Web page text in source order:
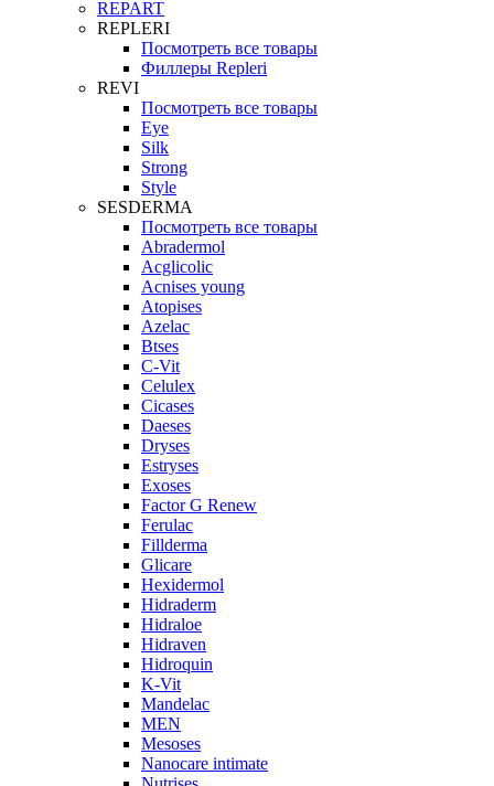
REPART
REPLERI
Посмотреть все товары
Филлеры Repleri
REVI
Посмотреть все товары
Eye
Silk
Strong
Style
SESDERMA
Посмотреть все товары
Abradermol
Acglicolic
Acnises young
Atopises
Azelac
Btses
C-Vit
Celulex
Cicases
Daeses
Dryses
Estryses
Exoses
Factor G Renew
Ferulac
Fillderma
Glicare
Hexidermol
Hidraderm
Hidraloe
Hidraven
Hidroquin
K-Vit
Mandelac
MEN
Mesoses
Nanocare intimate